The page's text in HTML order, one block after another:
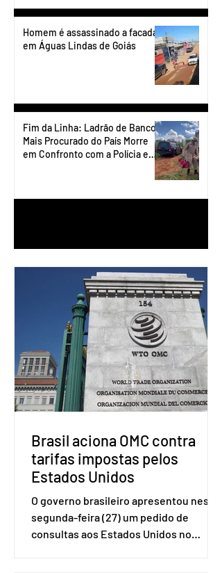
Homem é assassinado a facadas
em Águas Lindas de Goiás
Fim da Linha: Ladrão de Banco
Mais Procurado do País Morre
em Confronto com a Polícia em
Brasil aciona OMC contra
tarifas impostas pelos
Estados Unidos
O governo brasileiro apresentou nesta
segunda-feira (27) um pedido de
consultas aos Estados Unidos no